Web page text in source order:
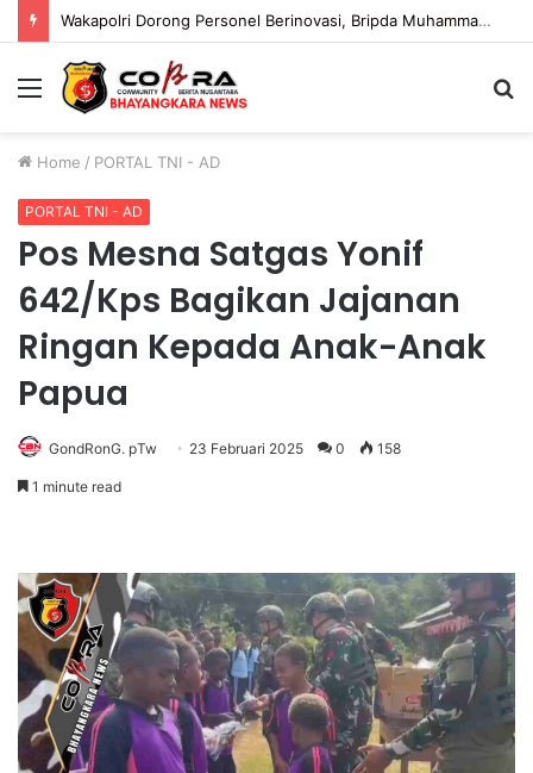
Wakapolri Dorong Personel Berinovasi, Bripda Muhammad Putra Aulia Jadi Contoh Nyata
Menu
Home / PORTAL TNI - AD
PORTAL TNI - AD
Pos Mesna Satgas Yonif
642/Kps Bagikan Jajanan
Ringan Kepada Anak-Anak
Papua
GondRonG. pTw 23 Februari 2025 0 158
1 minute read